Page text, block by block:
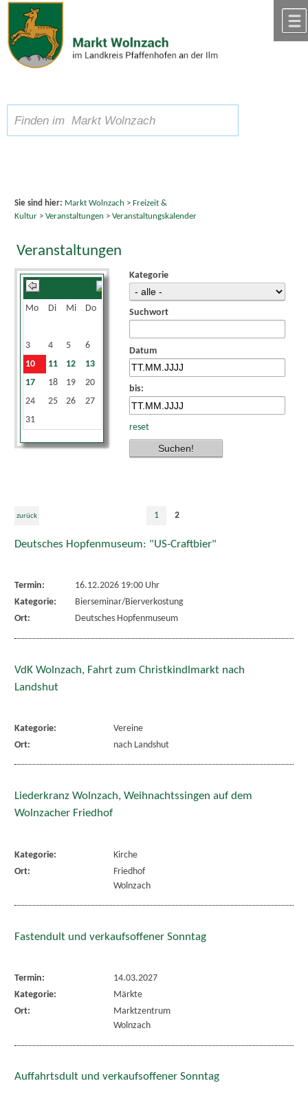
Zum Inhalt,zur Navigation
Schriftgröße A A A
Sie sind hier: Markt Wolnzach > Freizeit &
Kultur> Veranstaltungen > Veranstaltungskalender
Veranstaltungen
Mo
Di Mi Do Sa
So
3
4 5 6
10
11 12 13 15
16
17
18 19 20 22
24
25 26 27 29
30
31
Kategorie
Suchwort
Datum
bis:
reset
zurück 1 2
Deutsches Hopfenmuseum: "US-Craftbier"
Termin:
16.12.2026 19:00 Uhr
Kategorie:
Bierseminar/Bierverkostung
Ort:
Deutsches Hopfenmuseum
VdK Wolnzach, Fahrt zum Christkindlmarkt nach
Landshut
Kategorie:
Vereine
Ort:
nach Landshut
Liederkranz Wolnzach, Weihnachtssingen auf dem
Wolnzacher Friedhof
Kategorie:
Kirche
Ort:
Friedhof
Wolnzach
Fastendult und verkaufsoffener Sonntag
Termin:
14.03.2027
Kategorie:
Märkte
Ort:
Marktzentrum
Wolnzach
Auffahrtsdult und verkaufsoffener Sonntag